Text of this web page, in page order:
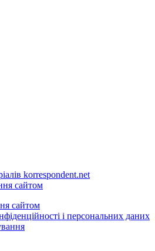
korrespondent.net
сайтом
сайтом
і персональних даних